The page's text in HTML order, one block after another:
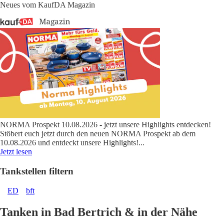
Neues vom KaufDA Magazin
NORMA Prospekt 10.08.2026 - jetzt unsere Highlights entdecken!
Stöbert euch jetzt durch den neuen NORMA Prospekt ab dem
10.08.2026 und entdeckt unsere Highlights!...
Jetzt lesen
Tankstellen filtern
ED bft
Tanken in Bad Bertrich & in der Nähe